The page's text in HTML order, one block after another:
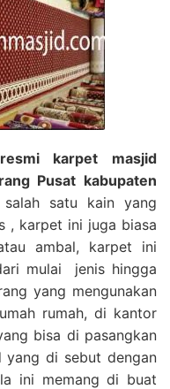
karpet masjid
Pusat kabupaten
satu kain yang
, karpet ini juga biasa
ambal, karpet ini
mulai jenis hingga
yang mengunakan
rumah, di kantor
bisa di pasangkan
yang di sebut dengan
ini memang di buat